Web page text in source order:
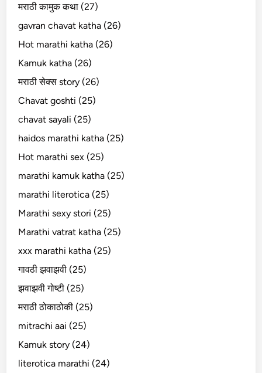
मराठी कामुक कथा (27)
gavran chavat katha (26)
Hot marathi katha (26)
Kamuk katha (26)
मराठी सेक्स story (26)
Chavat goshti (25)
chavat sayali (25)
haidos marathi katha (25)
Hot marathi sex (25)
marathi kamuk katha (25)
marathi literotica (25)
Marathi sexy stori (25)
Marathi vatrat katha (25)
xxx marathi katha (25)
गावठी झवाझवी (25)
झवाझवी गोष्टी (25)
मराठी ठोकाठोकी (25)
mitrachi aai (25)
Kamuk story (24)
literotica marathi (24)